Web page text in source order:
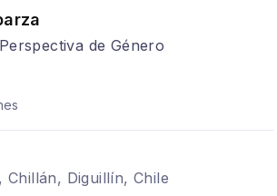
de Género
Chillán, Diguillín, Chile